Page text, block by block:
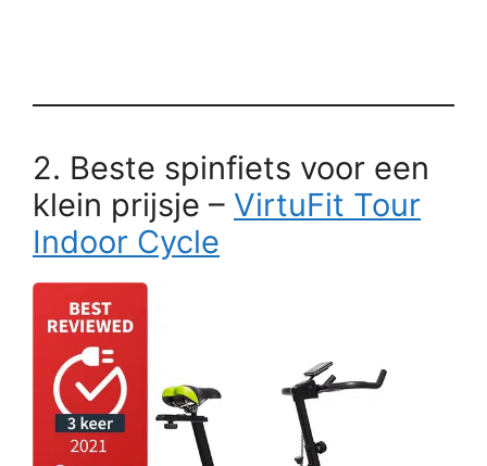
2. Beste spinfiets voor een
klein prijsje – VirtuFit Tour
Indoor Cycle